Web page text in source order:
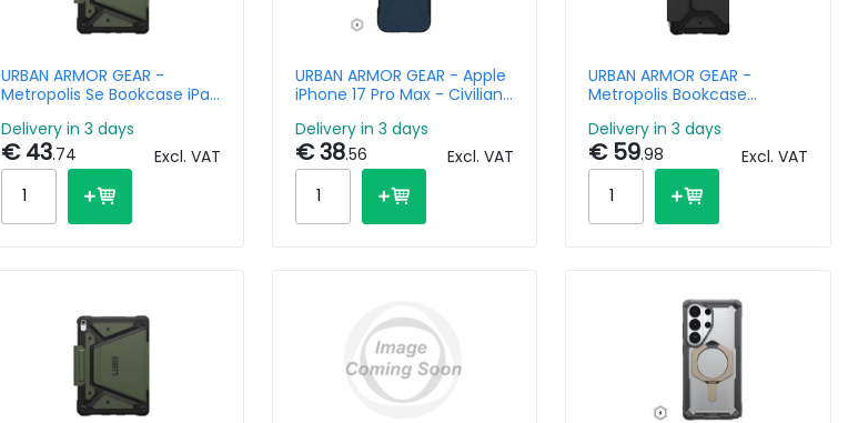
URBAN ARMOR GEAR -
Metropolis Se Bookcase iPad
Delivery in 3 days
€ 43.74 Excl. VAT
URBAN ARMOR GEAR - Apple
iPhone 17 Pro Max - Civilian
Delivery in 3 days
€ 38.56 Excl. VAT
URBAN ARMOR GEAR -
Metropolis Bookcase
- Black
Delivery in 3 days
€ 59.98 Excl. VAT